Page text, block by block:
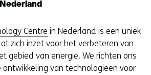
Centre in Nederland is een uniek
zich inzet voor het verbeteren van
gebied van energie. We richten ons
ontwikkeling van technologieën voor